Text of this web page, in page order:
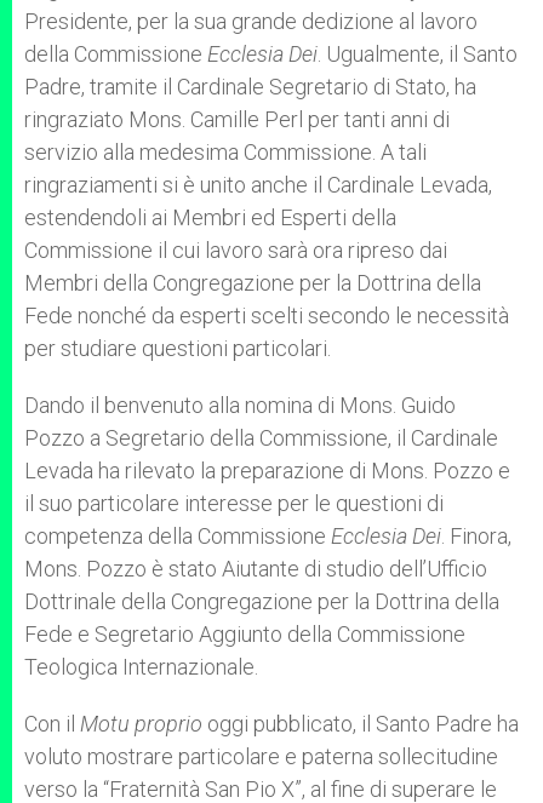
Presidente, per la sua grande dedizione al lavoro
della Commissione Ecclesia Dei . Ugualmente, il Santo
Padre, tramite il Cardinale Segretario di Stato, ha
ringraziato Mons. Camille Perl per tanti anni di
servizio alla medesima Commissione. A tali
ringraziamenti si è unito anche il Cardinale Levada,
estendendoli ai Membri ed Esperti della
Commissione il cui lavoro sarà ora ripreso dai
Membri della Congregazione per la Dottrina della
Fede nonché da esperti scelti secondo le necessità
per studiare questioni particolari.
Dando il benvenuto alla nomina di Mons. Guido
Pozzo a Segretario della Commissione, il Cardinale
Levada ha rilevato la preparazione di Mons. Pozzo e
il suo particolare interesse per le questioni di
competenza della Commissione Ecclesia Dei . Finora,
Mons. Pozzo è stato Aiutante di studio dell’Ufficio
Dottrinale della Congregazione per la Dottrina della
Fede e Segretario Aggiunto della Commissione
Teologica Internazionale.
Con il Motu proprio oggi pubblicato, il Santo Padre ha
voluto mostrare particolare e paterna sollecitudine
verso la “Fraternità San Pio X”, al fine di superare le